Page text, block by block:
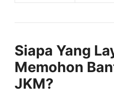
Siapa Yang
Memohon
JKM?